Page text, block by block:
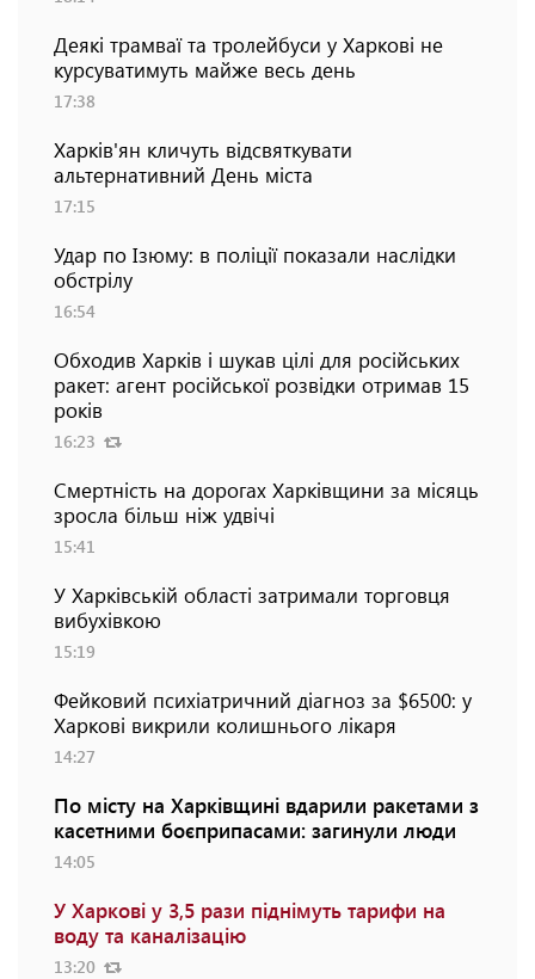
Деякі трамваї та тролейбуси у Харкові не
курсуватимуть майже весь день
17:38
Харків'ян кличуть відсвяткувати
альтернативний День міста
17:15
Удар по Ізюму: в поліції показали наслідки
обстрілу
16:54
Обходив Харків і шукав цілі для російських
ракет: агент російської розвідки отримав 15
років
16:23
Смертність на дорогах Харківщини за місяць
зросла більш ніж удвічі
15:41
У Харківській області затримали торговця
вибухівкою
15:19
Фейковий психіатричний діагноз за $6500: у
Харкові викрили колишнього лікаря
14:27
По місту на Харківщині вдарили ракетами з
касетними боєприпасами: загинули люди
14:05
У Харкові у 3,5 рази піднімуть тарифи на
воду та каналізацію
13:20